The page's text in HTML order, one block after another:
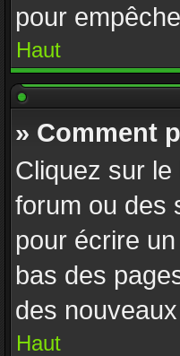
pour
Haut
» Comment
Cliquez sur
forum ou des
pour écrire
bas des
des
Haut